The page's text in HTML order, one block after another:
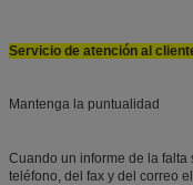
Servicio de atención al
Mantenga la puntualidad
Cuando un informe de la
teléfono, del fax y del correo